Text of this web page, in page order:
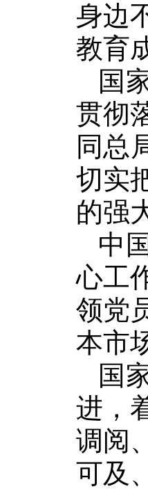
身边
教育
国
贯彻
同总
切实
的强
中
心工
领党
本市
国
进，
调阅
可及